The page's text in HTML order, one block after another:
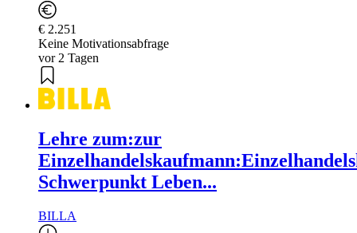
€ 2.251
Keine Motivationsabfrage
vor 2 Tagen
Lehre zum:zur
Schwerpunkt Leben...
BILLA